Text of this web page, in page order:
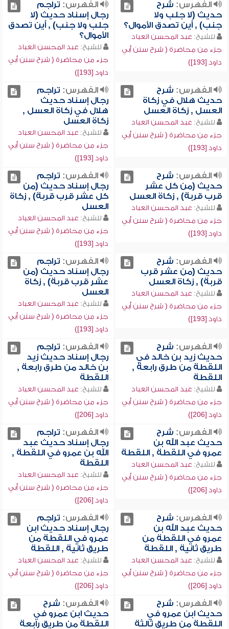
الفهرس: شرح
حديث (لا جلب ولا
جنب) , أين تصدق الأموال؟
للشيخ: عبد المحسن العباد
جزء من محاضرة ( شرح سنن أبي
داود [193])
الفهرس: تراجم
رجال إسناد حديث (لا
جلب ولا جنب) , أين تصدق
الأموال؟
للشيخ: عبد المحسن العباد
جزء من محاضرة ( شرح سنن أبي
داود [193])
الفهرس: شرح
حديث هلال في زكاة
العسل , زكاة العسل
للشيخ: عبد المحسن العباد
جزء من محاضرة ( شرح سنن أبي
داود [193])
الفهرس: تراجم
رجال إسناد حديث
هلال في زكاة العسل ,
زكاة العسل
للشيخ: عبد المحسن العباد
جزء من محاضرة ( شرح سنن أبي
داود [193])
الفهرس: شرح
حديث (من كل عشر
قرب قربة) , زكاة العسل
للشيخ: عبد المحسن العباد
جزء من محاضرة ( شرح سنن أبي
داود [193])
الفهرس: تراجم
رجال إسناد حديث (من
كل عشر قرب قربة) , زكاة
العسل
للشيخ: عبد المحسن العباد
جزء من محاضرة ( شرح سنن أبي
داود [193])
الفهرس: شرح
حديث (من عشر قرب
قربة) , زكاة العسل
للشيخ: عبد المحسن العباد
جزء من محاضرة ( شرح سنن أبي
داود [193])
الفهرس: تراجم
رجال إسناد حديث (من
عشر قرب قربة) , زكاة
العسل
للشيخ: عبد المحسن العباد
جزء من محاضرة ( شرح سنن أبي
داود [193])
الفهرس: شرح
حديث زيد بن خالد في
اللقطة من طرق رابعة ,
اللقطة
للشيخ: عبد المحسن العباد
جزء من محاضرة ( شرح سنن أبي
داود [206])
الفهرس: تراجم
رجال إسناد حديث زيد
بن خالد من طرق رابعة ,
اللقطة
للشيخ: عبد المحسن العباد
جزء من محاضرة ( شرح سنن أبي
داود [206])
الفهرس: شرح
حديث عبد الله بن
عمرو في اللقطة , اللقطة
للشيخ: عبد المحسن العباد
جزء من محاضرة ( شرح سنن أبي
داود [206])
الفهرس: تراجم
رجال إسناد حديث عبد
الله بن عمرو في اللقطة ,
اللقطة
للشيخ: عبد المحسن العباد
جزء من محاضرة ( شرح سنن أبي
داود [206])
الفهرس: شرح
حديث عبد الله بن
عمرو في اللقطة من
طريق ثانية , اللقطة
للشيخ: عبد المحسن العباد
جزء من محاضرة ( شرح سنن أبي
داود [206])
الفهرس: تراجم
رجال إسناد حديث ابن
عمرو في اللقطة من
طريق ثانية , اللقطة
للشيخ: عبد المحسن العباد
جزء من محاضرة ( شرح سنن أبي
داود [206])
الفهرس: شرح
حديث ابن عمرو في
اللقطة من طريق ثالثة
الفهرس: شرح
حديث ابن عمرو في
اللقطة من طريق رابعة